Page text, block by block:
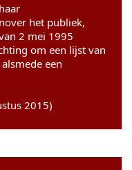
het publiek,
2 mei 1995
om een lijst van
een
2015)